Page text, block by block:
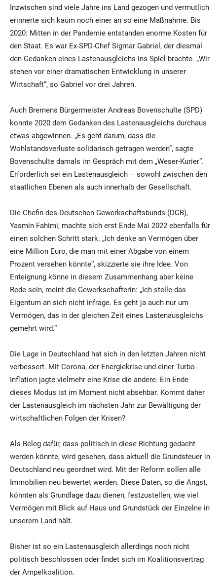
Inzwischen sind viele Jahre ins Land gezogen und vermutlich
erinnerte sich kaum noch einer an so eine Maßnahme. Bis
2020: Mitten in der Pandemie entstanden enorme Kosten für
den Staat. Es war Ex-SPD-Chef Sigmar Gabriel, der diesmal
den Gedanken eines Lastenausgleichs ins Spiel brachte. „Wir
stehen vor einer dramatischen Entwicklung in unserer
Wirtschaft“, so Gabriel vor drei Jahren.
Auch Bremens Bürgermeister Andreas Bovenschulte (SPD)
konnte 2020 dem Gedanken des Lastenausgleichs durchaus
etwas abgewinnen. „Es geht darum, dass die
Wohlstandsverluste solidarisch getragen werden“, sagte
Bovenschulte damals im Gespräch mit dem „Weser-Kurier“.
Erforderlich sei ein Lastenausgleich – sowohl zwischen den
staatlichen Ebenen als auch innerhalb der Gesellschaft.
Die Chefin des Deutschen Gewerkschaftsbunds (DGB),
Yasmin Fahimi, machte sich erst Ende Mai 2022 ebenfalls für
einen solchen Schritt stark. „Ich denke an Vermögen über
eine Million Euro, die man mit einer Abgabe von einem
Prozent versehen könnte“, skizzierte sie ihre Idee. Von
Enteignung könne in diesem Zusammenhang aber keine
Rede sein, meint die Gewerkschafterin: „Ich stelle das
Eigentum an sich nicht infrage. Es geht ja auch nur um
Vermögen, das in der gleichen Zeit eines Lastenausgleichs
gemehrt wird.“
Die Lage in Deutschland hat sich in den letzten Jahren nicht
verbessert. Mit Corona, der Energiekrise und einer Turbo-
Inflation jagte vielmehr eine Krise die andere. Ein Ende
dieses Modus ist im Moment nicht absehbar. Kommt daher
der Lastenausgleich im nächsten Jahr zur Bewältigung der
wirtschaftlichen Folgen der Krisen?
Als Beleg dafür, dass politisch in diese Richtung gedacht
werden könnte, wird gesehen, dass aktuell die Grundsteuer in
Deutschland neu geordnet wird. Mit der Reform sollen alle
Immobilien neu bewertet werden. Diese Daten, so die Angst,
könnten als Grundlage dazu dienen, festzustellen, wie viel
Vermögen mit Blick auf Haus und Grundstück der Einzelne in
unserem Land hält.
Bisher ist so ein Lastenausgleich allerdings noch nicht
politisch beschlossen oder findet sich im Koalitionsvertrag
der Ampelkoalition.